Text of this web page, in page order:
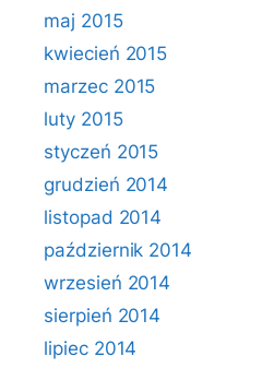
maj 2015
kwiecień 2015
marzec 2015
luty 2015
styczeń 2015
grudzień 2014
listopad 2014
październik 2014
wrzesień 2014
sierpień 2014
lipiec 2014